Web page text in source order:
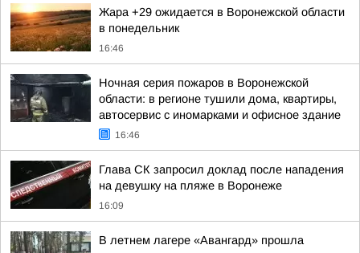
Жара +29 ожидается в Воронежской области
в понедельник
16:46
Ночная серия пожаров в Воронежской
области: в регионе тушили дома, квартиры,
автосервис с иномарками и офисное здание
16:46
Глава СК запросил доклад после нападения
на девушку на пляже в Воронеже
16:09
В летнем лагере «Авангард» прошла